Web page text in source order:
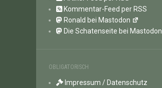
Kommentar-Feed per RSS
Ronald bei Mastodon
Die Schatenseite bei Mastodon
OBLIGATORISCH
Impressum / Datenschutz